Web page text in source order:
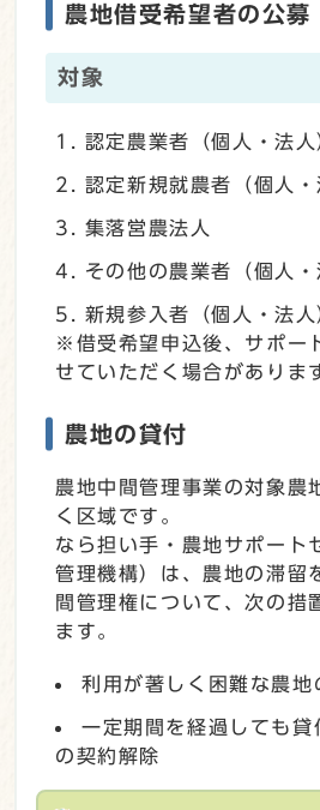
農地借受希望者の公募
対象
認定農業者（個人・法人
認定新規就農者（個人・
集落営農法人
その他の農業者（個人・
新規参入者（個人・法人
※借受希望申込後、サポー
せていただく場合がありま
農地の貸付
農地中間管理事業の対象農
く区域です。
なら担い手・農地サポート
管理機構）は、農地の滞留
間管理権について、次の措
ます。
利用が著しく困難な農地
一定期間を経過しても貸
の契約解除